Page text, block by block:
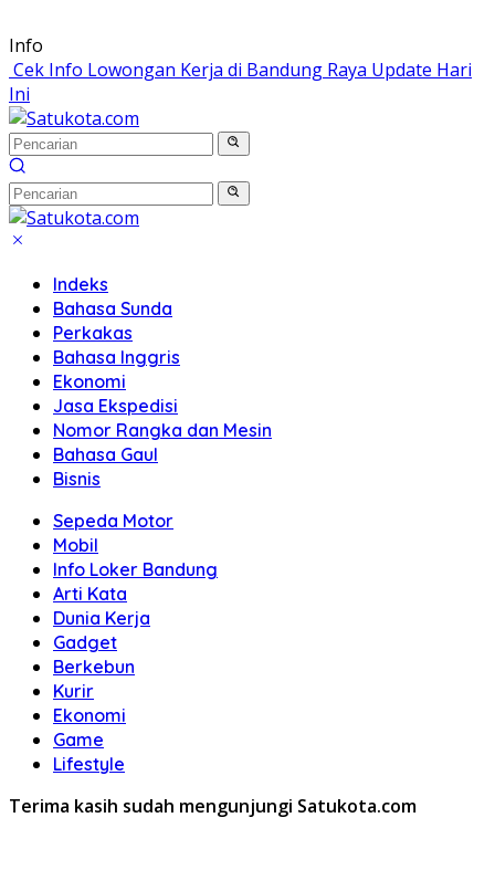
Langsung
ke
konten
Info
Cek Info Lowongan Kerja di Bandung Raya Update Hari
Ini
Indeks
Bahasa Sunda
Perkakas
Bahasa Inggris
Ekonomi
Jasa Ekspedisi
Nomor Rangka dan Mesin
Bahasa Gaul
Bisnis
Sepeda Motor
Mobil
Info Loker Bandung
Arti Kata
Dunia Kerja
Gadget
Berkebun
Kurir
Ekonomi
Game
Lifestyle
Terima kasih sudah mengunjungi Satukota.com